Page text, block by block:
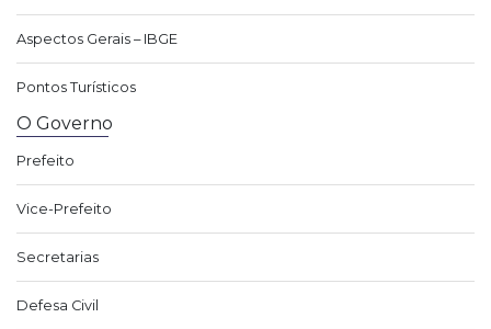
Aspectos Gerais – IBGE
Pontos Turísticos
O Governo
Prefeito
Vice-Prefeito
Secretarias
Defesa Civil